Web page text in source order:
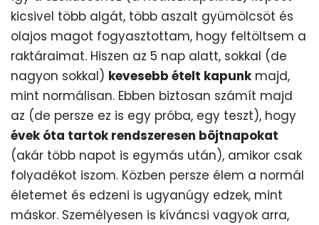
kicsivel több algát, több aszalt gyümölcsöt és
olajos magot fogyasztottam, hogy feltöltsem a
raktáraimat. Hiszen az 5 nap alatt, sokkal (de
nagyon sokkal) kevesebb ételt kapunkmajd,
mint normálisan. Ebben biztosan számít majd
az (de persze ez is egy próba, egy teszt), hogy
évek óta tartok rendszeresen böjtnapokat
(akár több napot is egymás után), amikor csak
folyadékot iszom. Közben persze élem a normál
életemet és edzeni is ugyanúgy edzek, mint
máskor. Személyesen is kíváncsi vagyok arra,